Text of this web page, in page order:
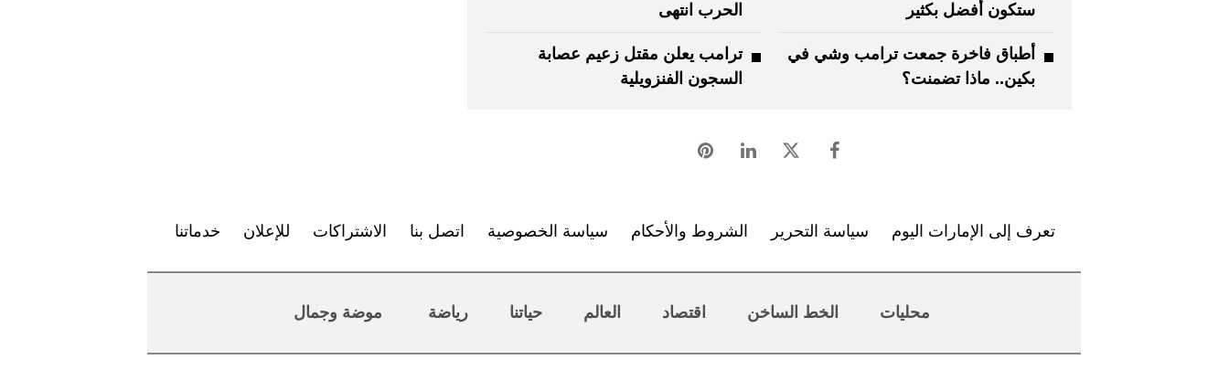
ستكون أفضل بكثير
الحرب انتهى
أطباق فاخرة جمعت ترامب وشي في
بكين.. ماذا تضمنت؟
ترامب يعلن مقتل زعيم عصابة
السجون الفنزويلية
تعرف إلى الإمارات اليوم سياسة التحرير الشروط والأحكام سياسة الخصوصية اتصل بنا الاشتراكات للإعلان خدماتنا
محليات الخط الساخن اقتصاد العالم حياتنا رياضة موضة وجمال